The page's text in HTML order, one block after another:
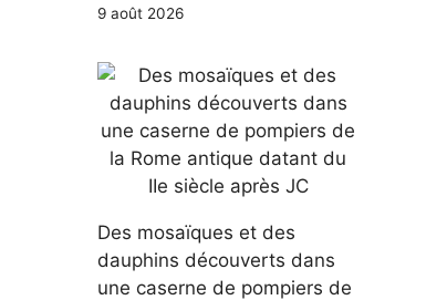
9 août 2026
Des mosaïques et des
dauphins découverts dans
une caserne de pompiers de